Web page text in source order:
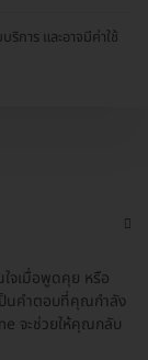
การ และอาจมีค่าใช้
จเมื่อพูดคุย หรือ
ป็นคำตอบที่คุณกำลัง
จะช่วยให้คุณกลับ